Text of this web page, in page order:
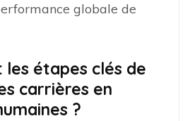
globale de
les étapes clés de
carrières en
?